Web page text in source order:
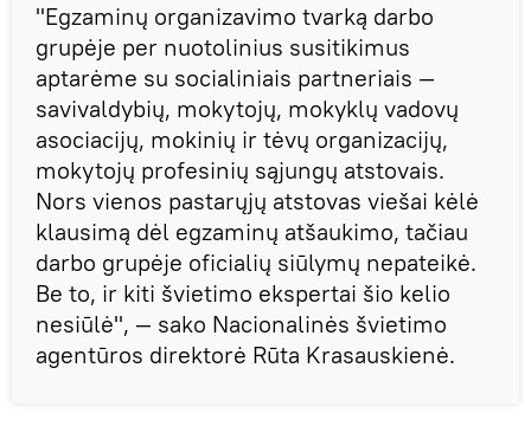
"Egzaminų organizavimo tvarką darbo
grupėje per nuotolinius susitikimus
aptarėme su socialiniais partneriais —
savivaldybių, mokytojų, mokyklų vadovų
asociacijų, mokinių ir tėvų organizacijų,
mokytojų profesinių sąjungų atstovais.
Nors vienos pastarųjų atstovas viešai kėlė
klausimą dėl egzaminų atšaukimo, tačiau
darbo grupėje oficialių siūlymų nepateikė.
Be to, ir kiti švietimo ekspertai šio kelio
nesiūlė", — sako Nacionalinės švietimo
agentūros direktorė Rūta Krasauskienė.